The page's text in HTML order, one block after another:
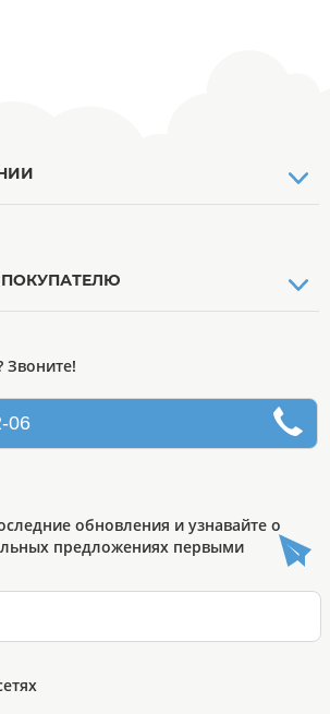
Звоните!
06
обновления и узнавайте о
предложениях первыми